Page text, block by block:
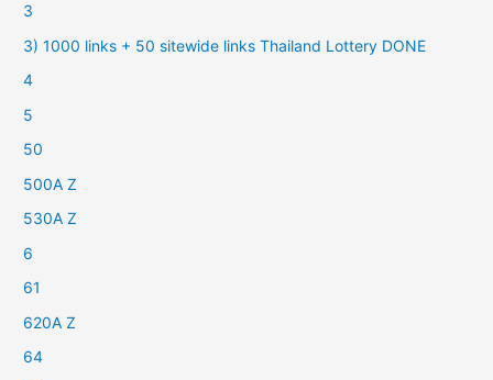
3
3) 1000 links + 50 sitewide links Thailand Lottery DONE
4
5
50
500A Z
530A Z
6
61
620A Z
64